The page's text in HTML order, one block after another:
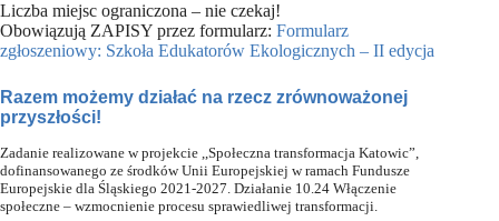
Liczba miejsc ograniczona – nie czekaj!
Obowiązują ZAPISY przez formularz: Formularz
zgłoszeniowy: Szkoła Edukatorów Ekologicznych – II edycja
Razem możemy działać na rzecz zrównoważonej
przyszłości!
Zadanie realizowane w projekcie ,,Społeczna transformacja Katowic”,
dofinansowanego ze środków Unii Europejskiej w ramach Fundusze
Europejskie dla Śląskiego 2021-2027. Działanie 10.24 Włączenie
społeczne – wzmocnienie procesu sprawiedliwej transformacji.